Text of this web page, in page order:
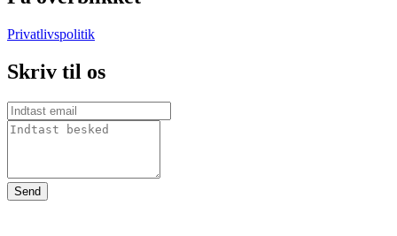
Privatlivspolitik
Skriv til os